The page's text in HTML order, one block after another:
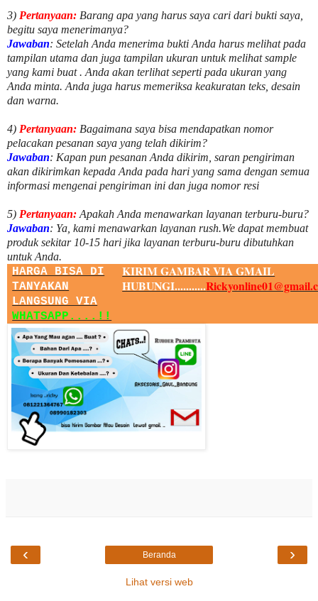
3) Pertanyaan: Barang apa yang harus saya cari dari bukti saya,
begitu saya menerimanya?
Jawaban: Setelah Anda menerima bukti Anda harus melihat pada
tampilan utama dan juga tampilan ukuran untuk melihatsample
yang kami buat . Anda akan terlihat seperti pada ukuran yang
Anda minta. Anda juga harus memeriksa keakuratan teks, desain
dan warna.
4) Pertanyaan: Bagaimana saya bisa mendapatkan nomor
pelacakan pesanan saya yang telah dikirim?
Jawaban: Kapan pun pesanan Anda dikirim, saran pengiriman
akan dikirimkan kepada Anda pada hari yang sama dengan semua
informasi mengenai pengiriman ini dan juga nomorresi
5) Pertanyaan: Apakah Anda menawarkan layanan terburu-buru?
Jawaban: Ya, kami menawarkan layanan rush.We dapat membuat
produk sekitar 10-15 hari jika layanan terburu-buru dibutuhkan
untuk Anda.
HARGA BISA DI
TANYAKAN
LANGSUNG VIA
WHATSAPP....!!
KIRIM GAMBAR VIA GMAIL
HUBUNGI...........
‹ ›
Beranda
Lihat versi web